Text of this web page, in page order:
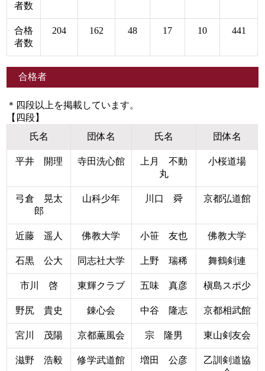
者数
合格
者数
204 162 48 17 10 441
合格者
＊四段以上を掲載しています。
【四段】
氏名
団体名 氏名 団体名
平井 開理 寺田洗心館
上月 不動
丸
小桜道場
弓倉 晃太
郎
山科少年 川口 舜 京都弘道館
近藤 遥人 佛教大学 小笹 友也 佛教大学
石黒 公大 同志社大学 上野 瑞稀 舞鶴剣連
市川 啓 東輝クラブ 五味 真彦 槇島スポ少
野尻 貴史 錬心会 中谷 隆志 京都相武館
宮川 茂陽 京都薫風会 宗 隆男 東山剣友会
滋野 浩毅 修学武道館 増田 公彦
乙訓剣道協